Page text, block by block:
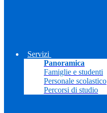
Servizi
Panoramica
Famiglie e studenti
Personale scolastico
Percorsi di studio